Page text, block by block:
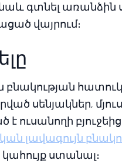
գտնել
վայրում։
հատուկ
սենյակներ,
ուսանողի
լավագույն
ստանալ։